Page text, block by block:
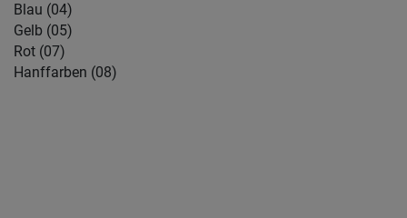
Blau (04)
Gelb (05)
Rot (07)
Hanffarben (08)